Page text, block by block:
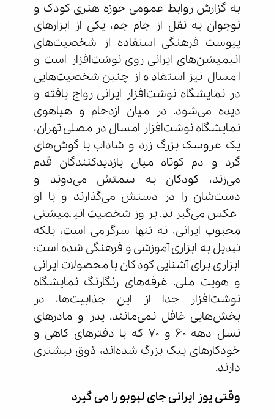
به گزارش روابط عمومی حوزه هنری کودک و
نوجوان به نقل از جام جم، یکی از ابزارهای
پیوست فرهنگی استفاده از شخصیت‌های
انیمیشن‌های ایرانی روی نوشت‌افزار است و
امسال نیز استفاده از چنین شخصیت‌هایی
در نمایشگاه نوشت‌افزار ایرانی رواج یافته و
دیده می‌شود. در میان ازدحام و هیاهوی
نمایشگاه نوشت‌افزار امسال در مصلی تهران،
یک عروسک بزرگ زرد و شاداب با گوش‌های
گرد و دم کوتاه میان بازدیدکنندگان قدم
می‌زند، کودکان به سمتش می‌دوند و
دست‌شان را در دستش می‌گذارند و با او
عکس می‌گیرند. بروز شخصیت انیمیشنی
محبوب ایرانی، نه تنها سرگرمی است، بلکه
تبدیل به ابزاری آموزشی و فرهنگی شده است؛
ابزاری برای آشنایی کودکان با محصولات ایرانی
و هویت ملی. غرفه‌های رنگارنگ نمایشگاه
نوشت‌افزار جدا از این جذابیت‌ها، در
بخش‌هایی غافل نمی‌مانند. پدر و مادرهای
نسل دهه ۶۰ و ۷۰ که با دفترهای کاهی و
خودکارهای بیک بزرگ شده‌اند، ذوق بیشتری
دارند.
وقتی یوز ایرانی جای لبوبو را می گیرد